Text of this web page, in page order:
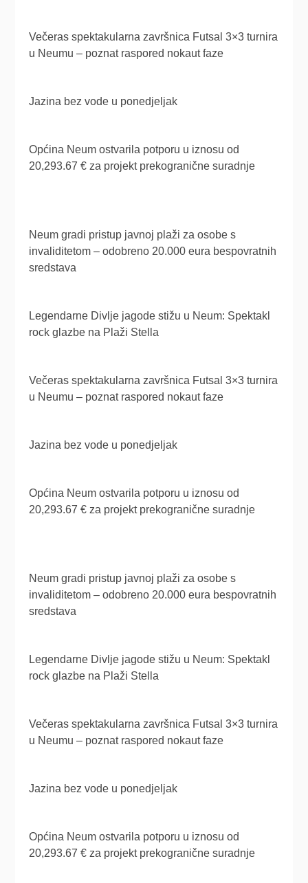
Večeras spektakularna završnica Futsal 3×3 turnira
u Neumu – poznat raspored nokaut faze
Jazina bez vode u ponedjeljak
Općina Neum ostvarila potporu u iznosu od
20,293.67 € za projekt prekogranične suradnje
Neum gradi pristup javnoj plaži za osobe s
invaliditetom – odobreno 20.000 eura bespovratnih
sredstava
Legendarne Divlje jagode stižu u Neum: Spektakl
rock glazbe na Plaži Stella
Večeras spektakularna završnica Futsal 3×3 turnira
u Neumu – poznat raspored nokaut faze
Jazina bez vode u ponedjeljak
Općina Neum ostvarila potporu u iznosu od
20,293.67 € za projekt prekogranične suradnje
Neum gradi pristup javnoj plaži za osobe s
invaliditetom – odobreno 20.000 eura bespovratnih
sredstava
Legendarne Divlje jagode stižu u Neum: Spektakl
rock glazbe na Plaži Stella
Večeras spektakularna završnica Futsal 3×3 turnira
u Neumu – poznat raspored nokaut faze
Jazina bez vode u ponedjeljak
Općina Neum ostvarila potporu u iznosu od
20,293.67 € za projekt prekogranične suradnje